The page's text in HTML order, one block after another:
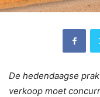
De hedendaagse
verkoop moet